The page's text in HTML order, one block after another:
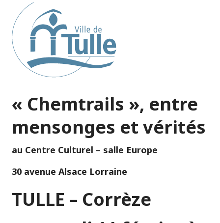
« Chemtrails », entre
mensonges et vérités
au Centre Culturel – salle Europe
30 avenue Alsace Lorraine
TULLE – Corrèze